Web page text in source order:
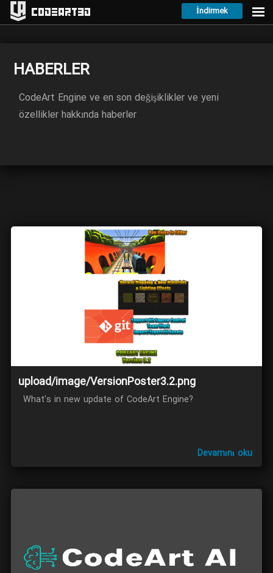
Codeart3D İndirmek
HABERLER
CodeArt Engine ve en son değişiklikler ve yeni
özellikler hakkında haberler
upload/image/VersionPoster3.2.png
What's in new update of CodeArt Engine?
Devamını oku